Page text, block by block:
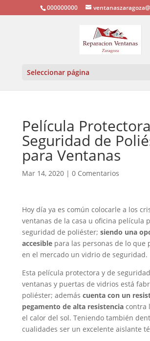
000000000
Seleccionar página
Película
Seguridad de
para Ventanas
Mar 14, 2020| 0 Comentarios
Hoy día ya es común colocarle a los
ventanas de la casa u oficina película
seguridad de poliéster; siendo una
accesiblepara las personas de lo que
en el mercado un vidrio de seguridad.
Esta película protectora y de
ventanas y puertas de vidrios está
poliéster; además cuenta con un
pegamento de alta resistenciacontra
el calor del sol. Teniendo también
cualidades ser un excelente aislante